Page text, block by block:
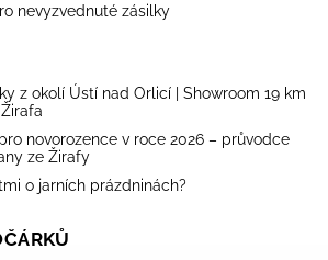
nevyzvednuté zásilky
z okolí Ústí nad Orlicí | Showroom 19 km
novorozence v roce 2026 – průvodce
ze Žirafy
o jarních prázdninách?